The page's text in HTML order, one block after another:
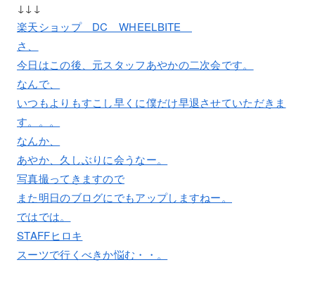
↓↓↓
楽天ショップ DC WHEELBITE
さ、
今日はこの後、元スタッフあやかの二次会です。
なんで、
いつもよりもすこし早くに僕だけ早退させていただきま
す。。。
なんか、
あやか、久しぶりに会うなー。
写真撮ってきますので
また明日のブログにでもアップしますねー。
ではでは。
STAFFヒロキ
スーツで行くべきか悩む・・。